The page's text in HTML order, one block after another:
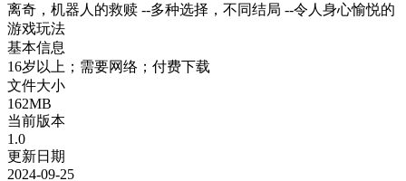
离奇，机器人的救赎 --多种选择，不同结局 --令人身心愉悦的
游戏玩法
基本信息
16岁以上；需要网络；付费下载
文件大小
162MB
当前版本
1.0
更新日期
2024-09-25